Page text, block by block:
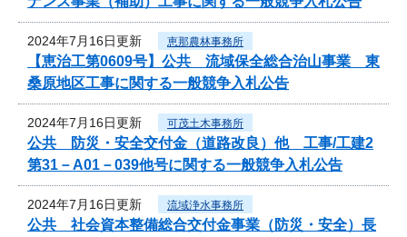
2024年7月16日更新 恵那農林事務所
【恵治工第0609号】公共 流域保全総合治山事業 東
桑原地区工事に関する一般競争入札公告
2024年7月16日更新 可茂土木事務所
公共 防災・安全交付金（道路改良）他 工事/工建2
第31－A01－039他号に関する一般競争入札公告
2024年7月16日更新 流域浄水事務所
公共 社会資本整備総合交付金事業（防災・安全）長